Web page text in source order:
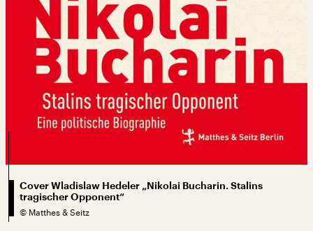
Cover Wladislaw Hedeler „Nikolai Bucharin. Stalins
tragischer Opponent“
© Matthes & Seitz